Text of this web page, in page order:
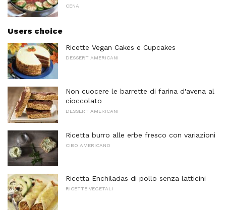
CENA
Users choice
Ricette Vegan Cakes e Cupcakes
DESSERT AMERICANI
Non cuocere le barrette di farina d'avena al
cioccolato
DESSERT AMERICANI
Ricetta burro alle erbe fresco con variazioni
CIBO AMERICANO
Ricetta Enchiladas di pollo senza latticini
RICETTE VEGETALI